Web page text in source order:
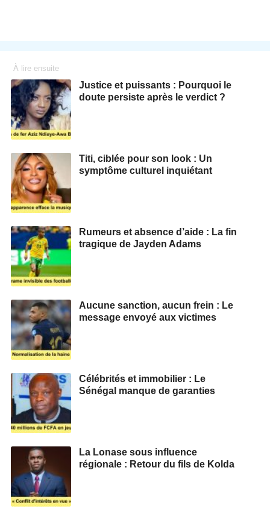
À lire ensuite
Justice et puissants : Pourquoi le
doute persiste après le verdict ?
Titi, ciblée pour son look : Un
symptôme culturel inquiétant
Rumeurs et absence d’aide : La fin
tragique de Jayden Adams
Aucune sanction, aucun frein : Le
message envoyé aux victimes
Célébrités et immobilier : Le
Sénégal manque de garanties
La Lonase sous influence
régionale : Retour du fils de Kolda